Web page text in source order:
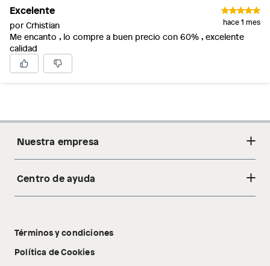
Excelente
por Crhistian hace 1 mes
Me encanto , lo compre a buen precio con 60% , excelente
calidad
Nuestra empresa
Acerca de nosotros
Tecnología Pillow Walk
Centro de ayuda
Libro de reclamaciones
Términos y condiciones
Política de Cookies